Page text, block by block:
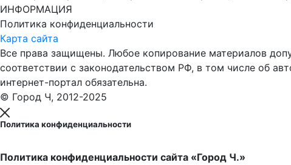
ИНФОРМАЦИЯ
Политика конфиденциальности
Карта сайта
Все права защищены. Любое копирование материалов
соответствии с законодательством РФ, в том числе об
интернет-портал обязательна.
© Город Ч, 2012-2025
Политика конфиденциальности
Политика конфиденциальности сайта «Город Ч.»